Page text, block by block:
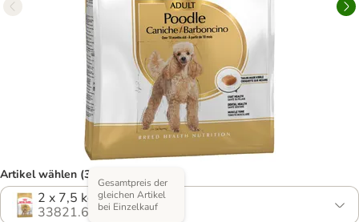
Artikel wählen (3 Varianten)
2 x 7,5 kg
33821.6
Gesamtpreis der
gleichen Artikel
bei Einzelkauf